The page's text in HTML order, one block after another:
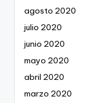
agosto 2020
julio 2020
junio 2020
mayo 2020
abril 2020
marzo 2020